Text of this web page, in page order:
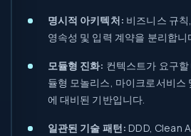
명시적 아키텍처: 비즈니스 규
영속성 및 입력 계약을 분리합니
모듈형 진화: 컨텍스트가 요구
듈형 모놀리스, 마이크로서비스
에 대비된 기반입니다.
일관된 기술 패턴: DDD, Clean